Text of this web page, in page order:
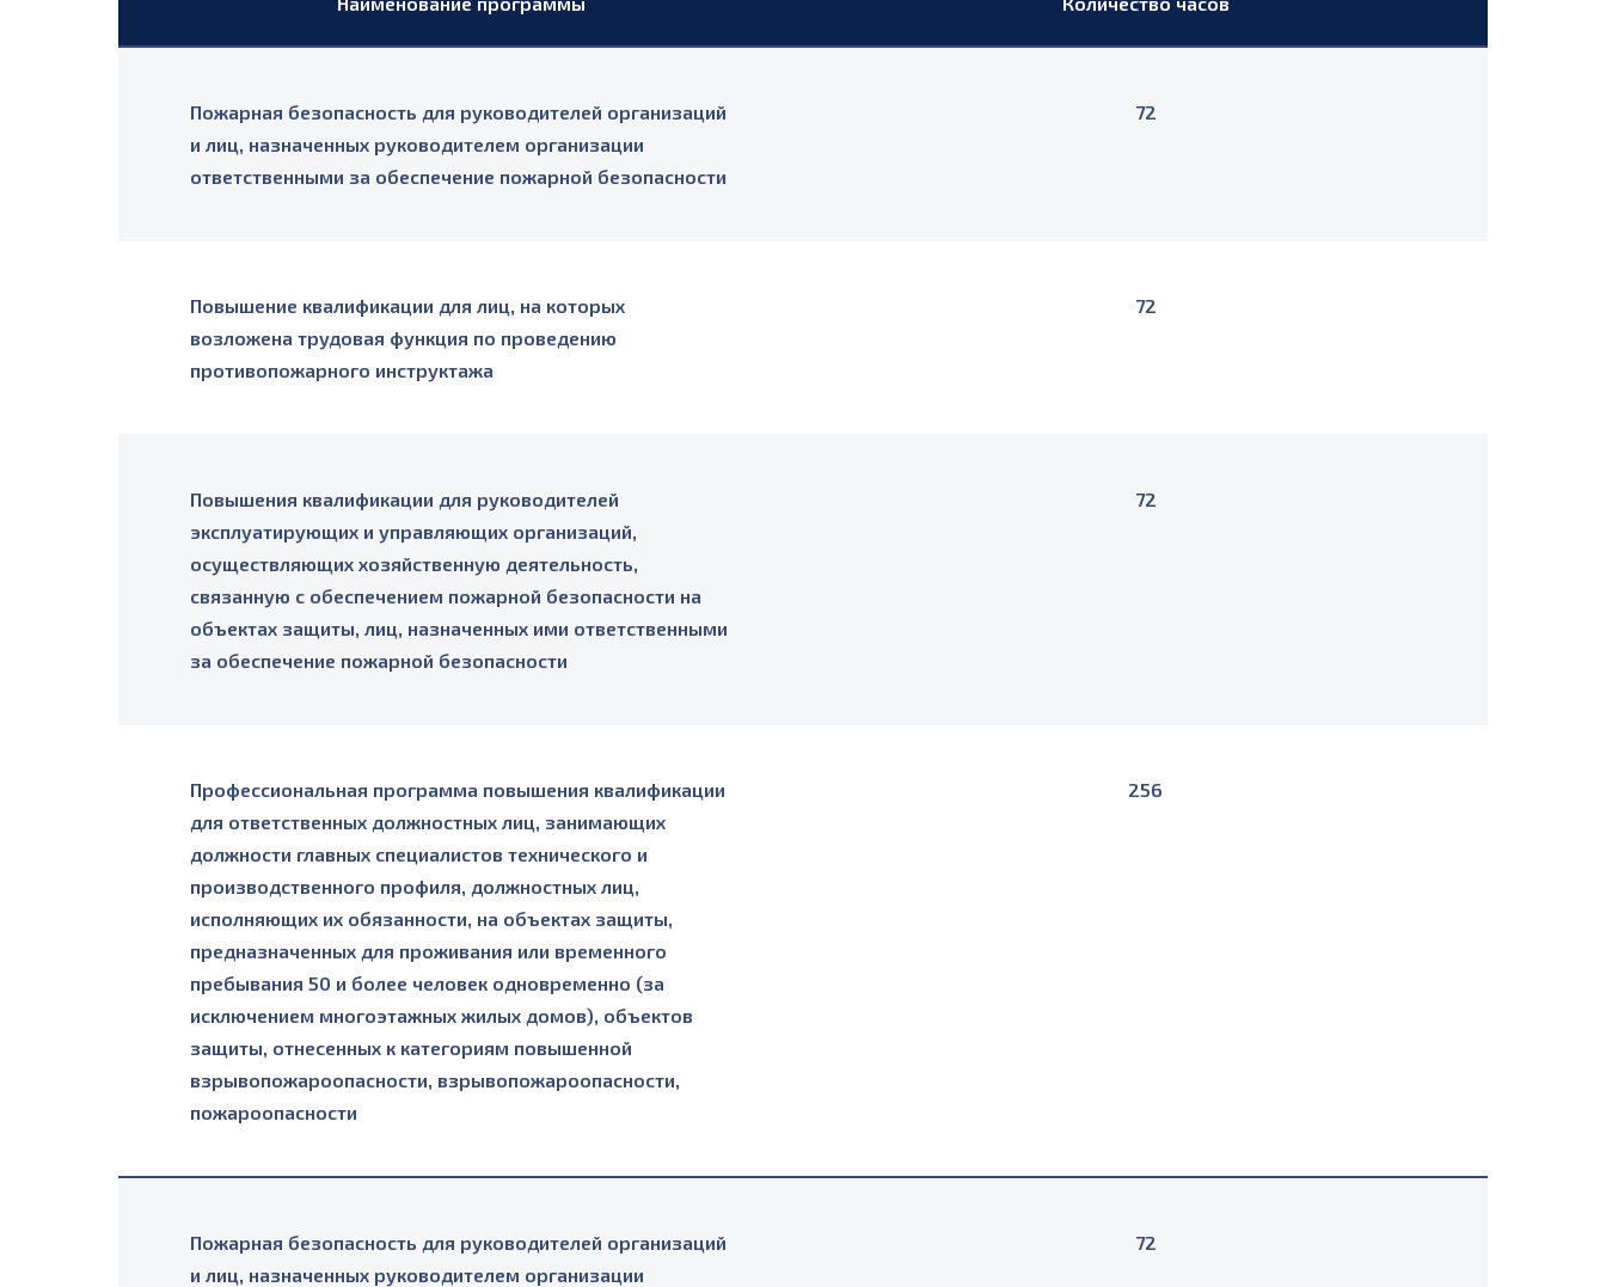
Пожарная безопасность для руководителей организаций
и лиц, назначенных руководителем организации
ответственными за обеспечение пожарной безопасности
72
Повышение квалификации для лиц, на которых
возложена трудовая функция по проведению
противопожарного инструктажа
72
Повышения квалификации для руководителей
эксплуатирующих и управляющих организаций,
осуществляющих хозяйственную деятельность,
связанную с обеспечением пожарной безопасности на
объектах защиты, лиц, назначенных ими ответственными
за обеспечение пожарной безопасности
72
Профессиональная программа повышения квалификации
для ответственных должностных лиц, занимающих
должности главных специалистов технического и
производственного профиля, должностных лиц,
исполняющих их обязанности, на объектах защиты,
предназначенных для проживания или временного
пребывания 50 и более человек одновременно (за
исключением многоэтажных жилых домов), объектов
защиты, отнесенных к категориям повышенной
взрывопожароопасности, взрывопожароопасности,
пожароопасности
256
Пожарная безопасность для руководителей организаций
и лиц, назначенных руководителем организации
72